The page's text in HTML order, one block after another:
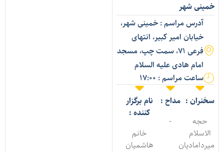
شهر
آدرس مراسم : خمینی شهر،
خیابان امیر کبیر، انتهای
فرعی ۷۱، سمت چپ، مسجد
امام هادی علیه السلام
ساعت مراسم : 17:00
:
حجه
الاسلام
مداح : نام برگزار
کننده :
خانم
هاشمیان